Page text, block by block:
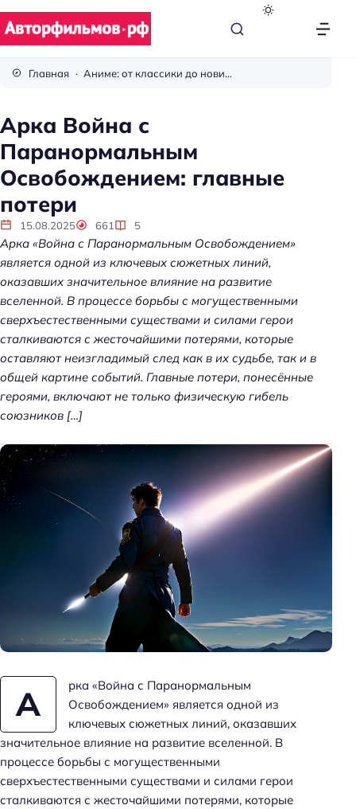
р
о
к
и
н
о
Главная Аниме: от классики до новинок
Арка Война с
Паранормальным
Освобождением: главные
потери
15.08.2025 661 5
Арка «Война с Паранормальным Освобождением»
является одной из ключевых сюжетных линий,
оказавших значительное влияние на развитие
вселенной. В процессе борьбы с могущественными
сверхъестественными существами и силами герои
сталкиваются с жесточайшими потерями, которые
оставляют неизгладимый след как в их судьбе, так и в
общей картине событий. Главные потери, понесённые
героями, включают не только физическую гибель
союзников […]
А
рка «Война с Паранормальным
Освобождением» является одной из
ключевых сюжетных линий, оказавших
значительное влияние на развитие вселенной. В
процессе борьбы с могущественными
сверхъестественными существами и силами герои
сталкиваются с жесточайшими потерями, которые